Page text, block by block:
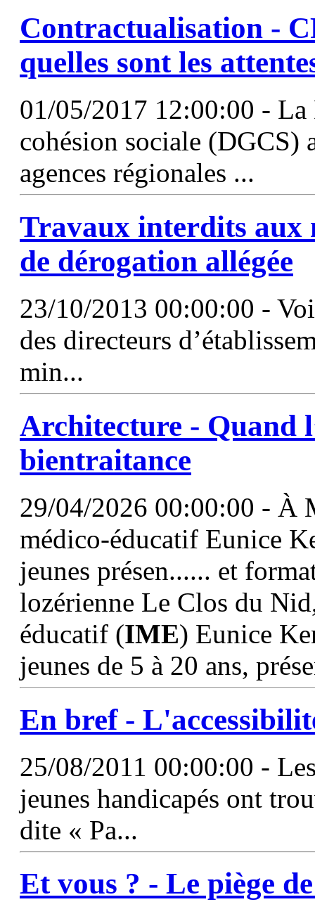
Contractualisation -
quelles sont les
01/05/2017 12:00:00 -
cohésion sociale (DGCS)
agences régionales ...
Travaux interdits aux
de dérogation allégée
23/10/2013 00:00:00 -
des directeurs
min...
Architecture - Quand
bientraitance
29/04/2026 00:00:00 - À
médico-éducatif Eunice
jeunes présen...... et
lozérienne Le Clos du
éducatif (IME) Eunice
jeunes de 5 à 20 ans,
En bref -
25/08/2011 00:00:00 -
jeunes handicapés ont
dite « Pa...
Et vous ? - Le piège